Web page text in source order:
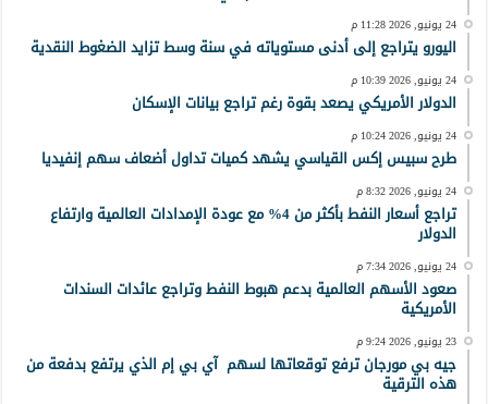
24 يونيو, 2026 11:28 م
اليورو يتراجع إلى أدنى مستوياته في سنة وسط تزايد الضغوط النقدية
24 يونيو, 2026 10:39 م
الدولار الأمريكي يصعد بقوة رغم تراجع بيانات الإسكان
24 يونيو, 2026 10:24 م
طرح سبيس إكس القياسي يشهد كميات تداول أضعاف سهم إنفيديا
24 يونيو, 2026 8:32 م
تراجع أسعار النفط بأكثر من 4% مع عودة الإمدادات العالمية وارتفاع
الدولار
24 يونيو, 2026 7:34 م
صعود الأسهم العالمية بدعم هبوط النفط وتراجع عائدات السندات
الأمريكية
23 يونيو, 2026 9:24 م
جيه بي مورجان ترفع توقعاتها لسهم آي بي إم الذي يرتفع بدفعة من
هذه الترقية